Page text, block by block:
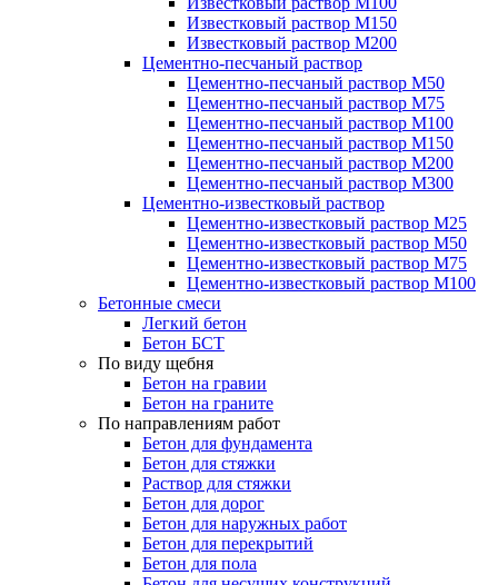
Известковый раствор М150
Известковый раствор М200
Цементно-песчаный раствор
Цементно-песчаный раствор М50
Цементно-песчаный раствор М75
Цементно-песчаный раствор М100
Цементно-песчаный раствор М150
Цементно-песчаный раствор М200
Цементно-песчаный раствор М300
Цементно-известковый раствор
Цементно-известковый раствор М25
Цементно-известковый раствор М50
Цементно-известковый раствор М75
Цементно-известковый раствор М100
Бетонные смеси
Легкий бетон
Бетон БСТ
По виду щебня
Бетон на гравии
Бетон на граните
По направлениям работ
Бетон для фундамента
Бетон для стяжки
Раствор для стяжки
Бетон для дорог
Бетон для наружных работ
Бетон для перекрытий
Бетон для пола